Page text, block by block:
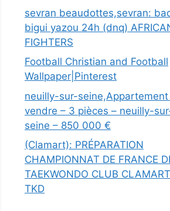
sevran beaudottes,sevran:
bigui yazou 24h (dnq)
FIGHTERS
Football Christian and Football
Wallpaper|Pinterest
neuilly-sur-seine,Appartement
vendre – 3 pièces – neuilly-
seine – 850 000 €
(Clamart): PRÉPARATION
CHAMPIONNAT DE FRANCE
TAEKWONDO CLUB CLAMART
TKD